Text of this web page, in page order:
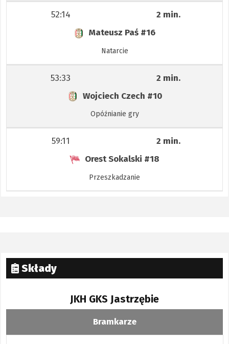
52:14
2 min.
Mateusz Paś #16
Natarcie
53:33
2 min.
Wojciech Czech #10
Opóźnianie gry
59:11
2 min.
Orest Sokalski #18
Przeszkadzanie
Składy
JKH GKS Jastrzębie
Bramkarze